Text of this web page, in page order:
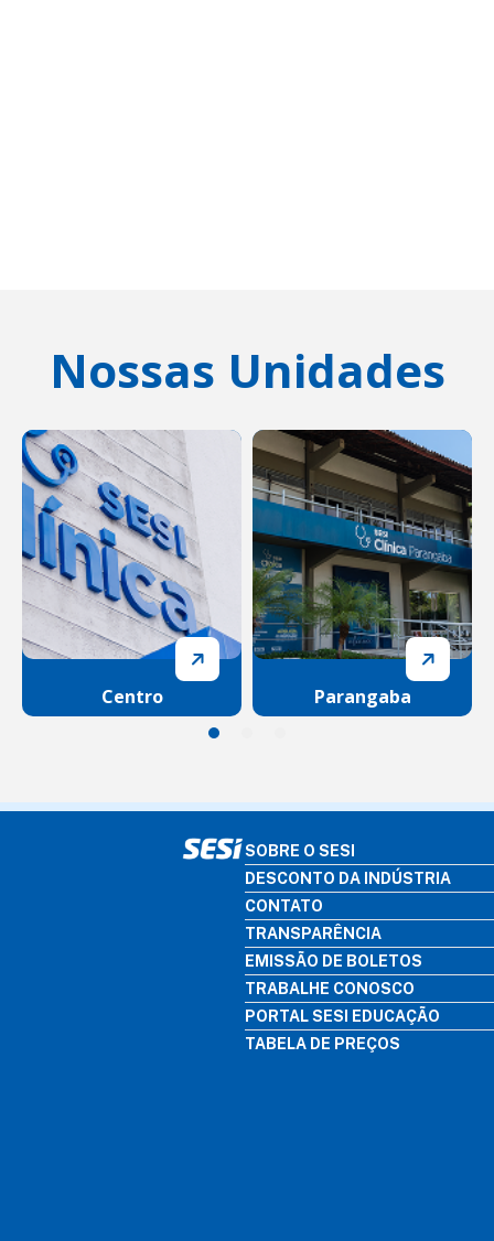
Nossas Unidades
Centro Parangaba
SOBRE O SESI
DESCONTO DA INDÚSTRIA
CONTATO
TRANSPARÊNCIA
EMISSÃO DE BOLETOS
TRABALHE CONOSCO
PORTAL SESI EDUCAÇÃO
TABELA DE PREÇOS